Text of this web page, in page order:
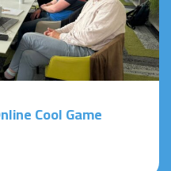
Cool Game